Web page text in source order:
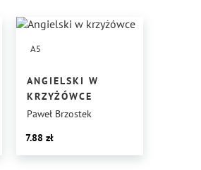
A5
ANGIELSKI W
KRZYŻÓWCE
Paweł Brzostek
7.88